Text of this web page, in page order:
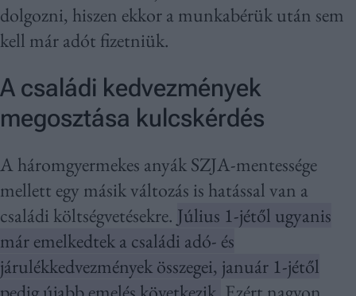
dolgozni, hiszen ekkor a munkabérük után sem
kell már adót fizetniük.
A családi kedvezmények
megosztása kulcskérdés
A háromgyermekes anyák SZJA-mentessége
mellett egy másik változás is hatással van a
családi költségvetésekre. Július 1-jétől ugyanis
már emelkedtek a családi adó- és
járulékkedvezmények összegei, január 1-jétől